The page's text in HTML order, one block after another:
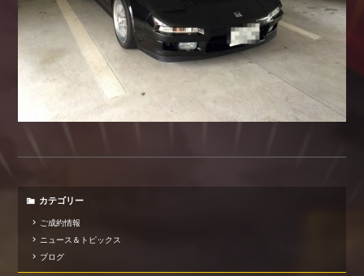
カテゴリー
ご成約情報
ニュース＆トピックス
ブログ